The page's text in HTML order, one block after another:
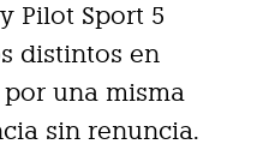
Pilot Sport 5
distintos en
una misma
sin renuncia.